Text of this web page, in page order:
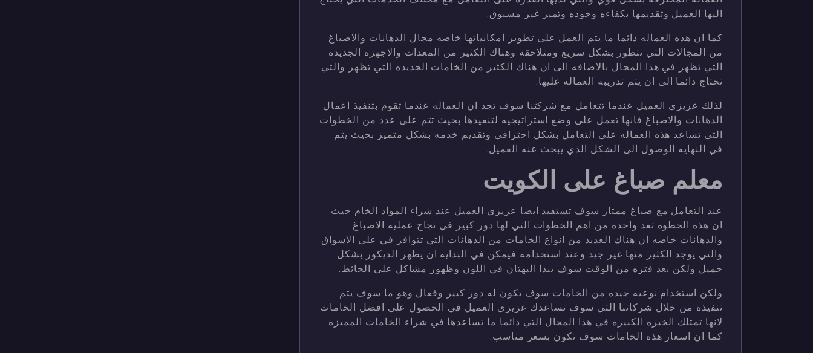
اليها العميل وتقديمها بكفاءه وجوده وتميز غير مسبوق.
كما ان هذه العماله دائما ما يتم العمل على تطوير امكانياتها خاصه مجال الدهانات والاصباغ
من المجالات التي تتطور بشكل سريع ومتلاحقة وهناك الكثير من المعدات والاجهزه الجديده
التي تظهر في هذا المجال بالاضافه الى ان هناك الكثير من الخامات الجديده التي تظهر والتي
تحتاج دائما الى ان يتم تدريبه العماله عليها.
لذلك عزيزي العميل عندما تتعامل مع شركتنا سوف تجد ان العماله عندما تقوم بتنفيذ اعمال
الدهانات والاصباغ فانها تعمل على وضع استراتيجيه لتنفيذها بحيث تتم على عدد من الخطوات
التي تساعد هذه العماله على التعامل بشكل احترافي وتقديم خدمه بشكل متميز بحيث يتم
في النهايه الوصول الى الشكل الذي يبحث عنه العميل.
معلم صباغ على الكويت
عند التعامل مع صباغ ممتاز سوف تستفيد ايضا عزيزي العميل عند شراء المواد الخام حيث
ان هذه الخطوه تعد واحده من اهم الخطوات التي لها دور كبير في نجاح عمليه الاصباغ
والدهانات خاصه ان هناك العديد من انواع الخامات من الدهانات التي تتوافر في على الاسواق
والتي يوجد الكثير منها غير جيد وعند استخدامه فيمكن في البدايه ان يظهر الديكور بشكل
جميل ولكن بعد فتره من الوقت سوف يبدا البهتان في اللون وظهور مشاكل على الحائط.
ولكن استخدام نوعيه جيده من الخامات سوف يكون له دور كبير وفعال وهو ما سوف يتم
تنفيذه من خلال شركاتنا التي سوف تساعدك عزيزي العميل في الحصول على افضل الخامات
لانها تمتلك الخبره الكبيره في هذا المجال التي دائما ما تساعدها في شراء الخامات المميزه
كما ان اسعار هذه الخامات سوف تكون بسعر مناسب.